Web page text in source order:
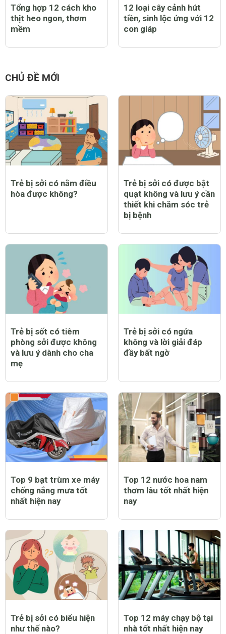
Tổng hợp 12 cách kho
thịt heo ngon, thơm
mềm
12 loại cây cảnh hút
tiền, sinh lộc ứng với 12
con giáp
CHỦ ĐỀ MỚI
Trẻ bị sởi có nằm điều
hòa được không?
Trẻ bị sởi có được bật
quạt không và lưu ý cần
thiết khi chăm sóc trẻ
bị bệnh
Trẻ bị sốt có tiêm
phòng sởi được không
và lưu ý dành cho cha
mẹ
Trẻ bị sởi có ngứa
không và lời giải đáp
đầy bất ngờ
Top 9 bạt trùm xe máy
chống nắng mưa tốt
nhất hiện nay
Top 12 nước hoa nam
thơm lâu tốt nhất hiện
nay
Trẻ bị sởi có biểu hiện
như thế nào?
Top 12 máy chạy bộ tại
nhà tốt nhất hiện nay